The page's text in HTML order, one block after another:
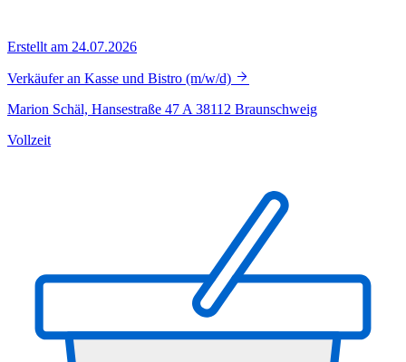
Erstellt am 24.07.2026
Verkäufer an Kasse und Bistro (m/w/d)
Marion Schäl, Hansestraße 47 A 38112 Braunschweig
Vollzeit